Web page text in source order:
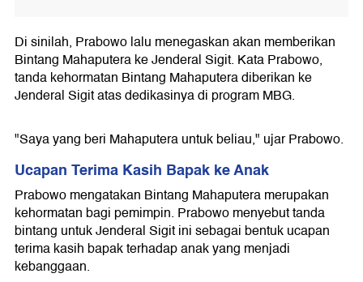
Di sinilah, Prabowo lalu menegaskan akan memberikan
Bintang Mahaputera ke Jenderal Sigit. Kata Prabowo,
tanda kehormatan Bintang Mahaputera diberikan ke
Jenderal Sigit atas dedikasinya di program MBG.
"Saya yang beri Mahaputera untuk beliau," ujar Prabowo.
Ucapan Terima Kasih Bapak ke Anak
Prabowo mengatakan Bintang Mahaputera merupakan
kehormatan bagi pemimpin. Prabowo menyebut tanda
bintang untuk Jenderal Sigit ini sebagai bentuk ucapan
terima kasih bapak terhadap anak yang menjadi
kebanggaan.